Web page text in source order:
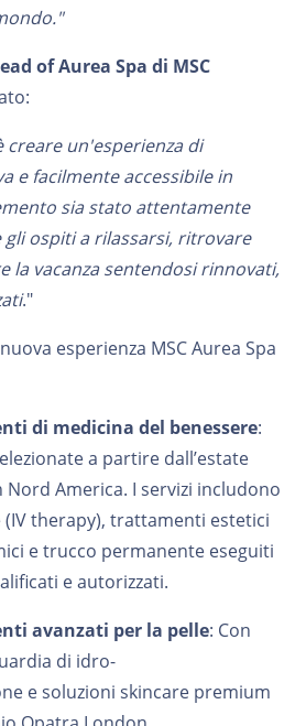
of Aurea Spa di MSC
un'esperienza di
e facilmente accessibile in
sia stato attentamente
ospiti a rilassarsi, ritrovare
la vacanza sentendosi rinnovati,
."
esperienza MSC Aurea Spa
di medicina del benessere:
a partire dall’estate
Nord America. I servizi includono
therapy), trattamenti estetici
e trucco permanente eseguiti
e autorizzati.
avanzati per la pelle: Con
di idro-
e soluzioni skincare premium